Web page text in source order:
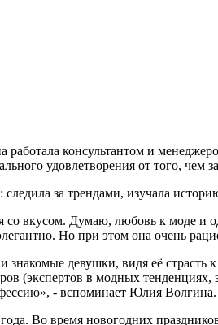
консультантом и
удовлетворения от того, чем
за трендами, изучала
со вкусом. Думаю, любовь к моде
Но при этом она очень
знакомые девушки, видя её
(экспертов в модных тенденциях,
- вспоминает Юлия Волгина.
Во время новогодних